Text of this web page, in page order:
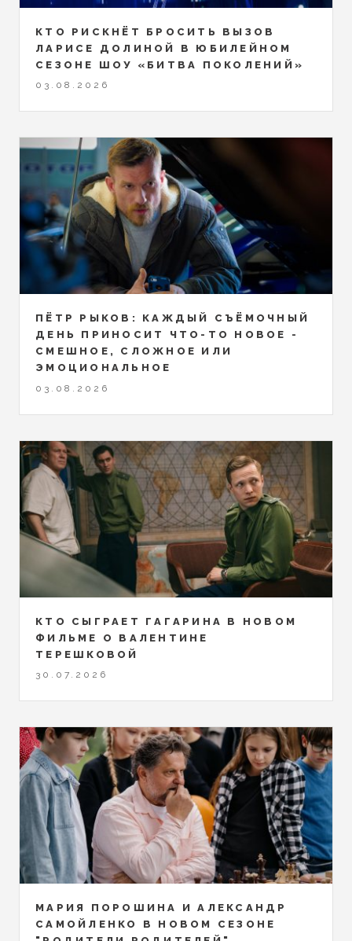
КТО РИСКНЁТ БРОСИТЬ ВЫЗОВ
ЛАРИСЕ ДОЛИНОЙ В ЮБИЛЕЙНОМ
СЕЗОНЕ ШОУ «БИТВА ПОКОЛЕНИЙ»
03.08.2026
ПЁТР РЫКОВ: КАЖДЫЙ СЪЁМОЧНЫЙ
ДЕНЬ ПРИНОСИТ ЧТО-ТО НОВОЕ -
СМЕШНОЕ, СЛОЖНОЕ ИЛИ
ЭМОЦИОНАЛЬНОЕ
03.08.2026
КТО СЫГРАЕТ ГАГАРИНА В НОВОМ
ФИЛЬМЕ О ВАЛЕНТИНЕ
ТЕРЕШКОВОЙ
30.07.2026
МАРИЯ ПОРОШИНА И АЛЕКСАНДР
САМОЙЛЕНКО В НОВОМ СЕЗОНЕ